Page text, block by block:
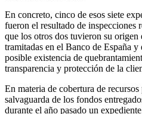
En concreto, cinco de esos siete
fueron el resultado de inspecciones
que los otros dos tuvieron su origen
tramitadas en el Banco de España
posible existencia de
transparencia y protección de la
En materia de cobertura de
salvaguarda de los fondos
durante el año pasado un